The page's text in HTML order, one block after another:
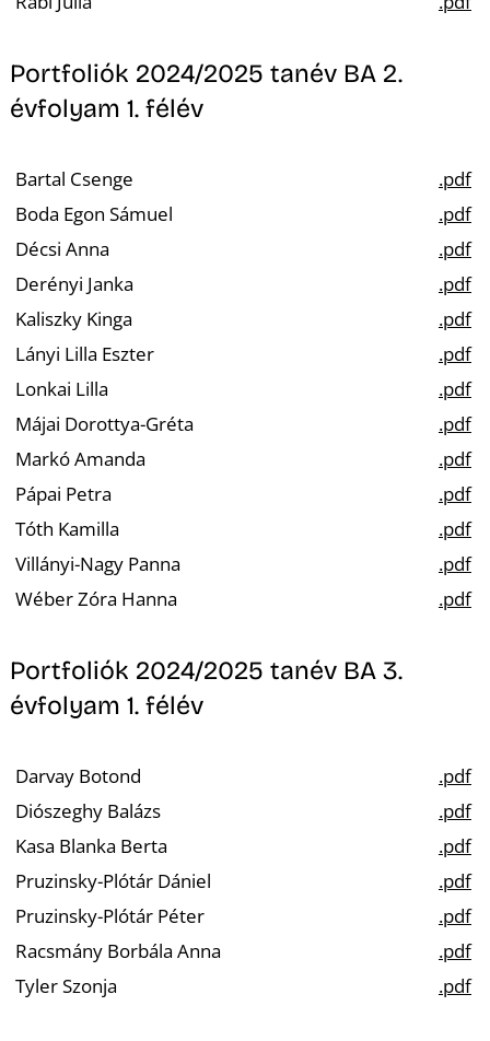
Portfoliók 2024/2025 tanév BA 2.
évfolyam 1. félév
Bartal Csenge
.pdf
Boda Egon Sámuel
.pdf
Décsi Anna
.pdf
Derényi Janka
.pdf
Kaliszky Kinga
.pdf
Lányi Lilla Eszter
.pdf
Lonkai Lilla
.pdf
Májai Dorottya-Gréta
.pdf
Markó Amanda
.pdf
Pápai Petra
.pdf
Tóth Kamilla
.pdf
Villányi-Nagy Panna
.pdf
Wéber Zóra Hanna
.pdf
Portfoliók 2024/2025 tanév BA 3.
évfolyam 1. félév
Darvay Botond
.pdf
Diószeghy Balázs
.pdf
Kasa Blanka Berta
.pdf
Pruzinsky-Plótár Dániel
.pdf
Pruzinsky-Plótár Péter
.pdf
Racsmány Borbála Anna
.pdf
Tyler Szonja
.pdf